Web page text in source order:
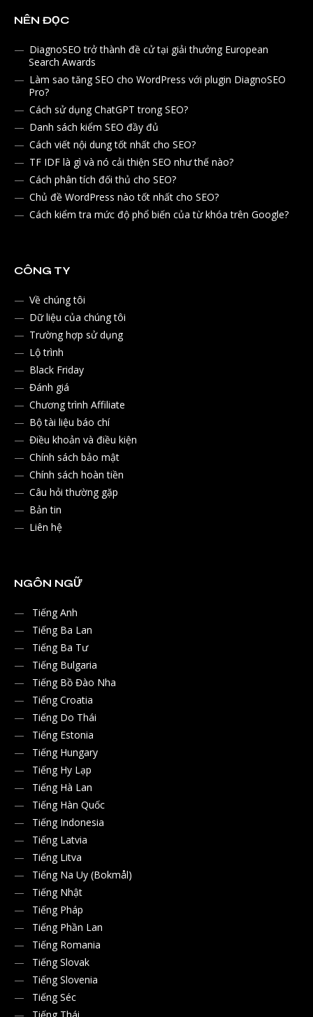
NÊN ĐỌC
DiagnoSEO trở thành đề cử tại giải thưởng European
Search Awards
Làm sao tăng SEO cho WordPress với plugin DiagnoSEO
Pro?
Cách sử dụng ChatGPT trong SEO?
Danh sách kiểm SEO đầy đủ
Cách viết nội dung tốt nhất cho SEO?
TF IDF là gì và nó cải thiện SEO như thế nào?
Cách phân tích đối thủ cho SEO?
Chủ đề WordPress nào tốt nhất cho SEO?
Cách kiểm tra mức độ phổ biến của từ khóa trên Google?
CÔNG TY
Về chúng tôi
Dữ liệu của chúng tôi
Trường hợp sử dụng
Lộ trình
Black Friday
Đánh giá
Chương trình Affiliate
Bộ tài liệu báo chí
Điều khoản và điều kiện
Chính sách bảo mật
Chính sách hoàn tiền
Câu hỏi thường gặp
Bản tin
Liên hệ
NGÔN NGỮ
Tiếng Anh
Tiếng Ba Lan
Tiếng Ba Tư
Tiếng Bulgaria
Tiếng Bồ Đào Nha
Tiếng Croatia
Tiếng Do Thái
Tiếng Estonia
Tiếng Hungary
Tiếng Hy Lạp
Tiếng Hà Lan
Tiếng Hàn Quốc
Tiếng Indonesia
Tiếng Latvia
Tiếng Litva
Tiếng Na Uy (Bokmål)
Tiếng Nhật
Tiếng Pháp
Tiếng Phần Lan
Tiếng Romania
Tiếng Slovak
Tiếng Slovenia
Tiếng Séc